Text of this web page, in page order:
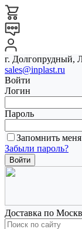
г. Долгопрудный,
sales@inplast.ru
Войти
Логин
Пароль
Запомнить меня
Забыли пароль?
Доставка по